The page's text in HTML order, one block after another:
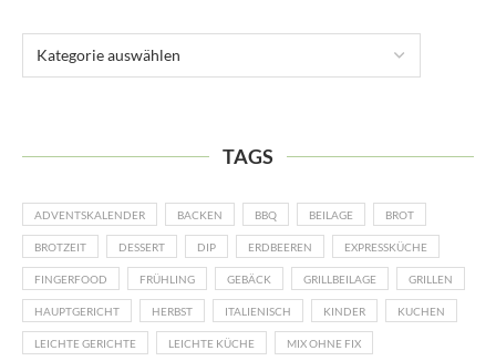
TAGS
ADVENTSKALENDER BACKEN BBQ BEILAGE BROT
BROTZEIT DESSERT DIP ERDBEEREN EXPRESSKÜCHE
FINGERFOOD FRÜHLING GEBÄCK GRILLBEILAGE GRILLEN
HAUPTGERICHT HERBST ITALIENISCH KINDER KUCHEN
LEICHTE GERICHTE LEICHTE KÜCHE MIX OHNE FIX